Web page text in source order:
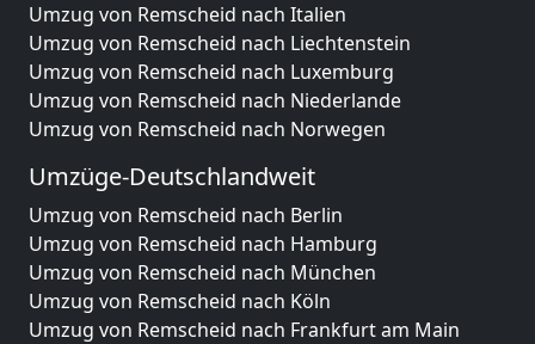
Umzug von Remscheid nach Italien
Umzug von Remscheid nach Liechtenstein
Umzug von Remscheid nach Luxemburg
Umzug von Remscheid nach Niederlande
Umzug von Remscheid nach Norwegen
Umzüge-Deutschlandweit
Umzug von Remscheid nach Berlin
Umzug von Remscheid nach Hamburg
Umzug von Remscheid nach München
Umzug von Remscheid nach Köln
Umzug von Remscheid nach Frankfurt am Main